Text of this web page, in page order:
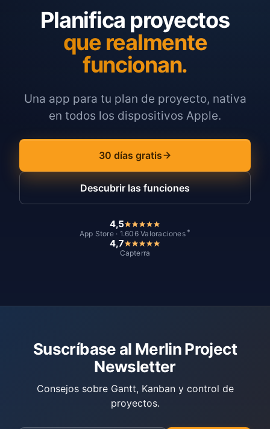
Planifica proyectos
que realmente
funcionan.
Una app para tu plan de proyecto, nativa
en todos los dispositivos Apple.
30 días gratis
Descubrir las funciones
4,5
App Store · 1.606 Valoraciones *
4,7
Capterra
Suscríbase al Merlin Project
Newsletter
Consejos sobre Gantt, Kanban y control de
proyectos.